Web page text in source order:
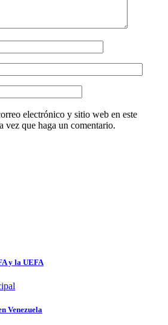
electrónico y sitio web en este
vez que haga un comentario.
y la UEFA
Venezuela